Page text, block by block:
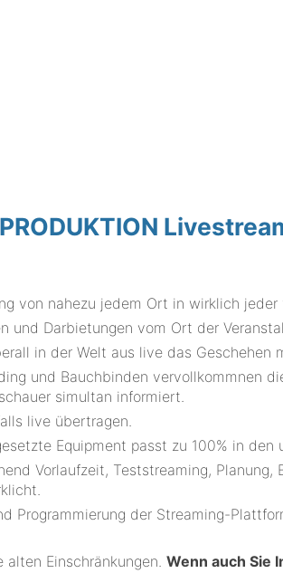
von nahezu jedem Ort in wirklich
und Darbietungen vom Ort der
in der Welt aus live das Geschehen
und Bauchbinden vervollkommnen
simultan informiert.
live übertragen.
Equipment passt zu 100% in den
Vorlaufzeit, Teststreaming,
Programmierung der Streaming-
alten Einschränkungen.Wenn auch Sie